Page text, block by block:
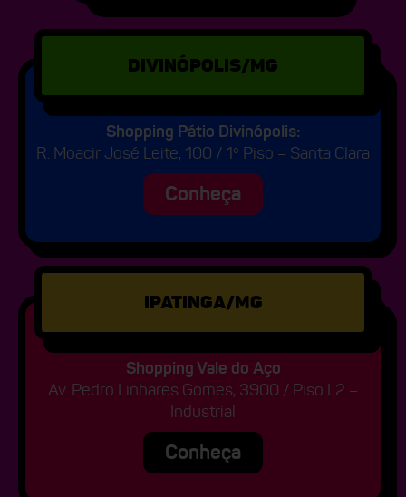
DIVINÓPOLIS/MG
Shopping Pátio Divinópolis:
R. Moacir José Leite, 100 / 1º Piso – Santa Clara
Conheça
IPATINGA/MG
Shopping Vale do Aço
Av. Pedro Linhares Gomes, 3900 / Piso L2 –
Industrial
Conheça